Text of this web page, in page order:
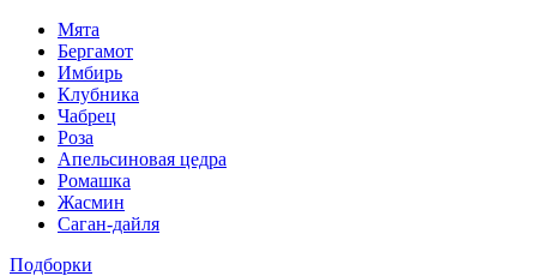
Мята
Бергамот
Имбирь
Клубника
Чабрец
Роза
Апельсиновая цедра
Ромашка
Жасмин
Саган-дайля
Подборки